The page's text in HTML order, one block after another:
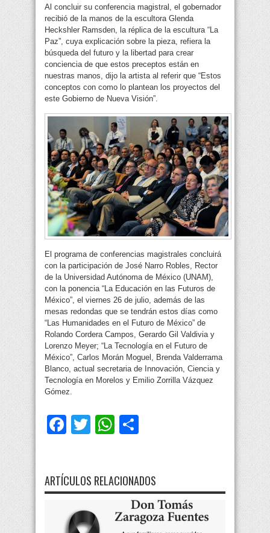
Al concluir su conferencia magistral, el gobernador
recibió de la manos de la escultora Glenda
Heckshler Ramsden, la réplica de la escultura “La
Paz”, cuya explicación sobre la pieza, refiera la
búsqueda del futuro y la libertad para crear
conciencia de que estos preceptos están en
nuestras manos, dijo la artista al referir que “Estos
conceptos con como lo plantean los proyectos del
este Gobierno de Nueva Visión”.
El programa de conferencias magistrales concluirá
con la participación de José Narro Robles, Rector
de la Universidad Autónoma de México (UNAM),
con la ponencia “La Educación en las Futuros de
México”, el viernes 26 de julio, además de las
mesas redondas que se tendrán estos días como
“Las Humanidades en el Futuro de México” de
Rolando Cordera Campos, Gerardo Gil Valdivia y
Lorenzo Meyer; “La Tecnología en el Futuro de
México”, Carlos Morán Moguel, Brenda Valderrama
Blanco, actual secretaria de Innovación, Ciencia y
Tecnología en Morelos y Emilio Zorrilla Vázquez
Gómez.
Facebook
TwitterWhatsApp
ARTÍCULOS RELACIONADOS